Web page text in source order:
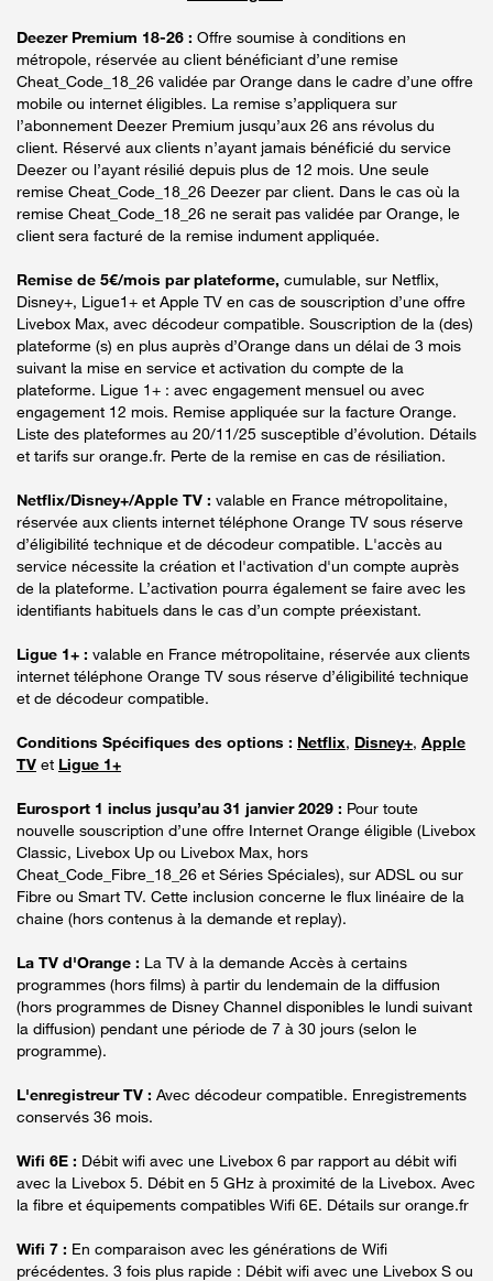
Deezer Premium 18-26 : Offre soumise à conditions en
métropole, réservée au client bénéficiant d’une remise
Cheat_Code_18_26 validée par Orange dans le cadre d’une offre
mobile ou internet éligibles. La remise s’appliquera sur
l’abonnement Deezer Premium jusqu’aux 26 ans révolus du
client. Réservé aux clients n’ayant jamais bénéficié du service
Deezer ou l’ayant résilié depuis plus de 12 mois. Une seule
remise Cheat_Code_18_26 Deezer par client. Dans le cas où la
remise Cheat_Code_18_26 ne serait pas validée par Orange, le
client sera facturé de la remise indument appliquée.
Remise de 5€/mois par plateforme, cumulable, sur Netflix,
Disney+, Ligue1+ et Apple TV en cas de souscription d’une offre
Livebox Max, avec décodeur compatible. Souscription de la (des)
plateforme (s) en plus auprès d’Orange dans un délai de 3 mois
suivant la mise en service et activation du compte de la
plateforme. Ligue 1+ : avec engagement mensuel ou avec
engagement 12 mois. Remise appliquée sur la facture Orange.
Liste des plateformes au 20/11/25 susceptible d’évolution. Détails
et tarifs sur orange.fr. Perte de la remise en cas de résiliation.
Netflix/Disney+/Apple TV : valable en France métropolitaine,
réservée aux clients internet téléphone Orange TV sous réserve
d’éligibilité technique et de décodeur compatible. L'accès au
service nécessite la création et l'activation d'un compte auprès
de la plateforme. L’activation pourra également se faire avec les
identifiants habituels dans le cas d’un compte préexistant.
Ligue 1+ : valable en France métropolitaine, réservée aux clients
internet téléphone Orange TV sous réserve d’éligibilité technique
et de décodeur compatible.
Conditions Spécifiques des options : Netflix, Disney+, Apple
TV et Ligue 1+
Eurosport 1 inclus jusqu’au 31 janvier 2029 : Pour toute
nouvelle souscription d’une offre Internet Orange éligible (Livebox
Classic, Livebox Up ou Livebox Max, hors
Cheat_Code_Fibre_18_26 et Séries Spéciales), sur ADSL ou sur
Fibre ou Smart TV. Cette inclusion concerne le flux linéaire de la
chaine (hors contenus à la demande et replay).
La TV d'Orange : La TV à la demande Accès à certains
programmes (hors films) à partir du lendemain de la diffusion
(hors programmes de Disney Channel disponibles le lundi suivant
la diffusion) pendant une période de 7 à 30 jours (selon le
programme).
L'enregistreur TV : Avec décodeur compatible. Enregistrements
conservés 36 mois.
Wifi 6E : Débit wifi avec une Livebox 6 par rapport au débit wifi
avec la Livebox 5. Débit en 5 GHz à proximité de la Livebox. Avec
la fibre et équipements compatibles Wifi 6E. Détails sur orange.fr
Wifi 7 : En comparaison avec les générations de Wifi
précédentes. 3 fois plus rapide : Débit wifi avec une Livebox S ou